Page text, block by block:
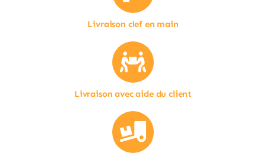
Livraison clef en main
Livraison avec aide du client